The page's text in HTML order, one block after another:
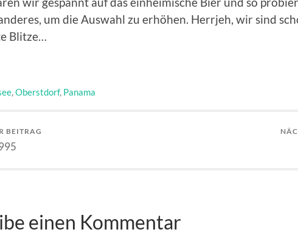
um die Auswahl zu erhöhen. Herrjeh, wir sind
Blitze…
,Oberstdorf, Panama
BEITRAG
einen Kommentar